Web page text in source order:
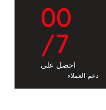
00
/7
احصل على
دعم العملاء